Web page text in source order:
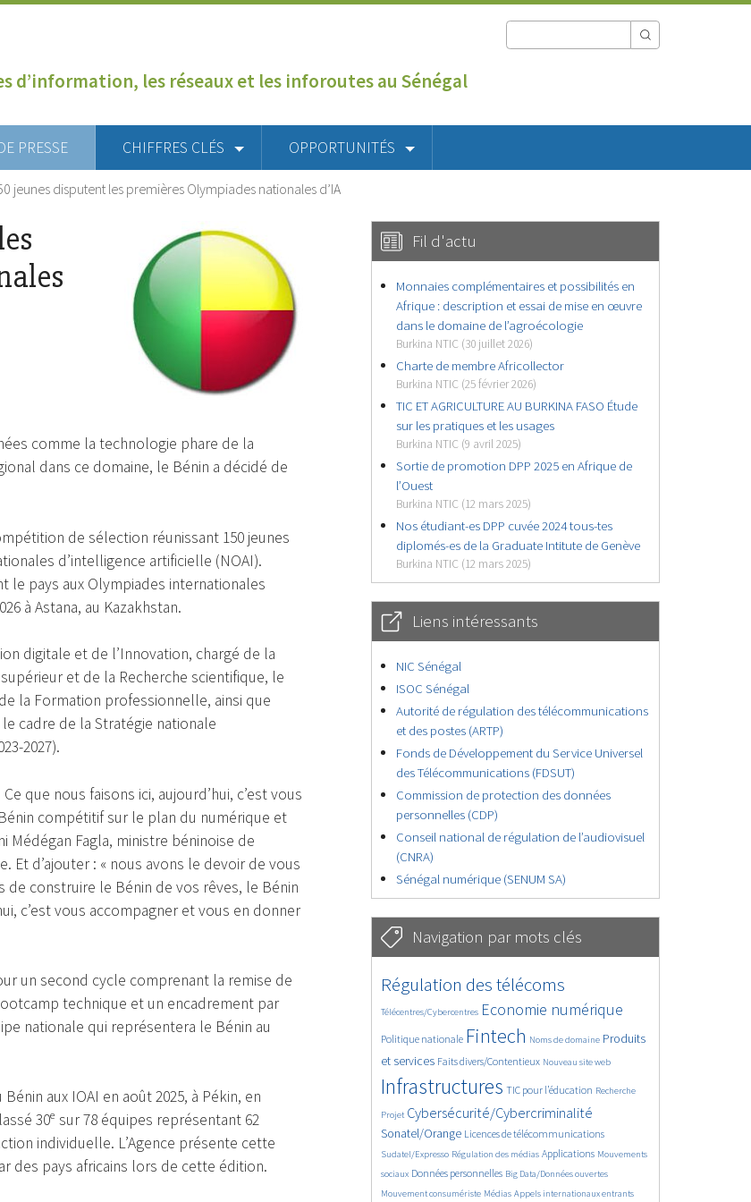
d’information, les réseaux et les inforoutes au Sénégal
PRESSE CHIFFRES CLÉS OPPORTUNITÉS
jeunes disputent les premières Olympiades nationales d’IA
comme la technologie phare de la
dans ce domaine, le Bénin a décidé de
de sélection réunissant 150 jeunes
d’intelligence artificielle (NOAI).
le pays aux Olympiades internationales
à Astana, au Kazakhstan.
digitale et de l’Innovation, chargé de la
et de la Recherche scientifique, le
la Formation professionnelle, ainsi que
cadre de la Stratégie nationale
2027).
que nous faisons ici, aujourd’hui, c’est vous
compétitif sur le plan du numérique et
Médégan Fagla, ministre béninoise de
Et d’ajouter : « nous avons le devoir de vous
construire le Bénin de vos rêves, le Bénin
c’est vous accompagner et vous en donner
un second cycle comprenant la remise de
technique et un encadrement par
nationale qui représentera le Bénin au
aux IOAI en août 2025, à Pékin, en
30ᵉ sur 78 équipes représentant 62
individuelle. L’Agence présente cette
des pays africains lors de cette édition.
Fil d'actu
Monnaies complémentaires et possibilités en
Afrique : description et essai de mise en œuvre
dans le domaine de l’agroécologie
Burkina NTIC (30 juillet 2026)
Charte de membre Africollector
Burkina NTIC (25 février 2026)
TIC ET AGRICULTURE AU BURKINA FASO Étude
sur les pratiques et les usages
Burkina NTIC (9 avril 2025)
Sortie de promotion DPP 2025 en Afrique de
l’Ouest
Burkina NTIC (12 mars 2025)
Nos étudiant-es DPP cuvée 2024 tous-tes
diplomés-es de la Graduate Intitute de Genève
Burkina NTIC (12 mars 2025)
Liens intéressants
NIC Sénégal
ISOC Sénégal
Autorité de régulation des télécommunications
et des postes (ARTP)
Fonds de Développement du Service Universel
des Télécommunications (FDSUT)
Commission de protection des données
personnelles (CDP)
Conseil national de régulation de l’audiovisuel
(CNRA)
Sénégal numérique (SENUM SA)
Navigation par mots clés
4622/5560
Régulation des télécoms
346/5560
Télécentres/Cybercentres
3688/5560 Economie numérique
1834/5560
Politique nationale
5178/5560 Fintech
678/5560
Noms de domaine
2404/5560
Produits
et services
1553/5560 Faits divers/Contentieux
827/5560 Nouveau site web
5560/5560
Infrastructures
1820/5560
TIC pour l’éducation
189/5560
Recherche
242/5560
Projet
3483/5560Cybersécurité/Cybercriminalité
2226/5560
Sonatel/Orange
1600/5560 Licences de télécommunications
288/5560
Sudatel/Expresso
1007/5560 Régulation des médias
1512/5560 Applications
1071/5560
Mouvements
sociaux
1635/5560Données personnelles
141/5560 Big Data/Données ouvertes
600/5560
Mouvement consumériste
372/5560 Médias
642/5560 Appels internationaux entrants
1683/5560